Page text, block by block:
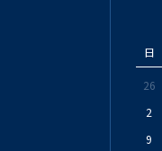
日
26
2
9